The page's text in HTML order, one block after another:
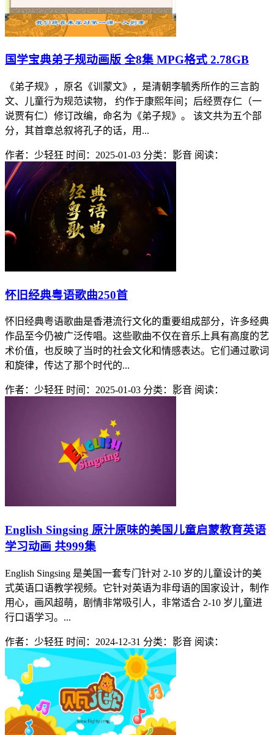
国学宝典弟子规动画版 全8集 MPG格式 2.78GB
《弟子规》，原名《训蒙文》，是清朝李毓秀所作的三言韵
文、儿童行为规范读物， 约作于康熙年间；后经贾存仁（一
说贾有仁）修订改编，命名为《弟子规》。 该文共为五个部
分，其首章总叙将孔子的话，用...
作者：少轻狂 时间：2025-01-03 分类：影音 阅读：
怀旧经典粤语歌曲250首
怀旧经典粤语歌曲是香港流行文化的重要组成部分，许多经典
作品至今仍被广泛传唱。这些歌曲不仅在音乐上具有高度的艺
术价值，也反映了当时的社会文化和情感表达。它们通过歌词
和旋律，传达了那个时代的...
作者：少轻狂 时间：2025-01-03 分类：影音 阅读：
English Singsing 原汁原味的美国儿童启蒙教育英语
学习动画 共999集
English Singsing 是美国一套专门针对 2-10 岁的儿童设计的美
式英语口语教学视频。它针对英语为非母语的国家设计，制作
用心，画风超萌，剧情非常吸引人，非常适合 2-10 岁儿童进
行口语学习。...
作者：少轻狂 时间：2024-12-31 分类：影音 阅读：